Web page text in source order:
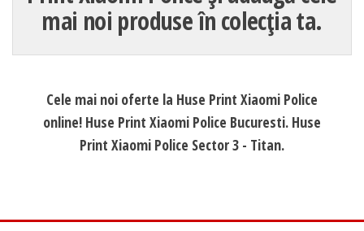
mai noi produse în colecția ta.
Cele mai noi oferte la Huse Print Xiaomi Police
online! Huse Print Xiaomi Police Bucuresti. Huse
Print Xiaomi Police Sector 3 - Titan.